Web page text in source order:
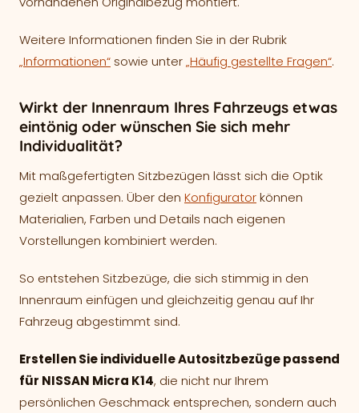
Weitere Informationen finden Sie in der Rubrik
„Informationen“ sowie unter„Häufig gestellte Fragen“.
Wirkt der Innenraum Ihres Fahrzeugs etwas
eintönig oder wünschen Sie sich mehr
Individualität?
Mit maßgefertigten Sitzbezügen lässt sich die Optik
gezielt anpassen. Über den Konfiguratorkönnen
Materialien, Farben und Details nach eigenen
Vorstellungen kombiniert werden.
So entstehen Sitzbezüge, die sich stimmig in den
Innenraum einfügen und gleichzeitig genau auf Ihr
Fahrzeug abgestimmt sind.
Erstellen Sie individuelle Autositzbezüge passend
für NISSAN Micra K14, die nicht nur Ihrem
persönlichen Geschmack entsprechen, sondern auch